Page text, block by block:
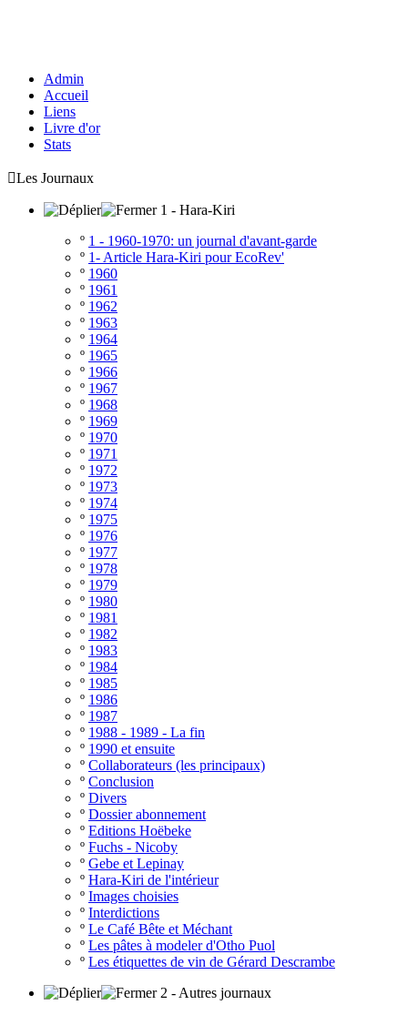
Admin
Accueil
Liens
Livre d'or
Stats
Les Journaux
1 - Hara-Kiri
º 1 - 1960-1970: un journal d'avant-garde
º 1- Article Hara-Kiri pour EcoRev'
º 1960
º 1961
º 1962
º 1963
º 1964
º 1965
º 1966
º 1967
º 1968
º 1969
º 1970
º 1971
º 1972
º 1973
º 1974
º 1975
º 1976
º 1977
º 1978
º 1979
º 1980
º 1981
º 1982
º 1983
º 1984
º 1985
º 1986
º 1987
º 1988 - 1989 - La fin
º 1990 et ensuite
º Collaborateurs (les principaux)
º Conclusion
º Divers
º Dossier abonnement
º Editions Hoëbeke
º Fuchs - Nicoby
º Gebe et Lepinay
º Hara-Kiri de l'intérieur
º Images choisies
º Interdictions
º Le Café Bête et Méchant
º Les pâtes à modeler d'Otho Puol
º Les étiquettes de vin de Gérard Descrambe
2 - Autres journaux